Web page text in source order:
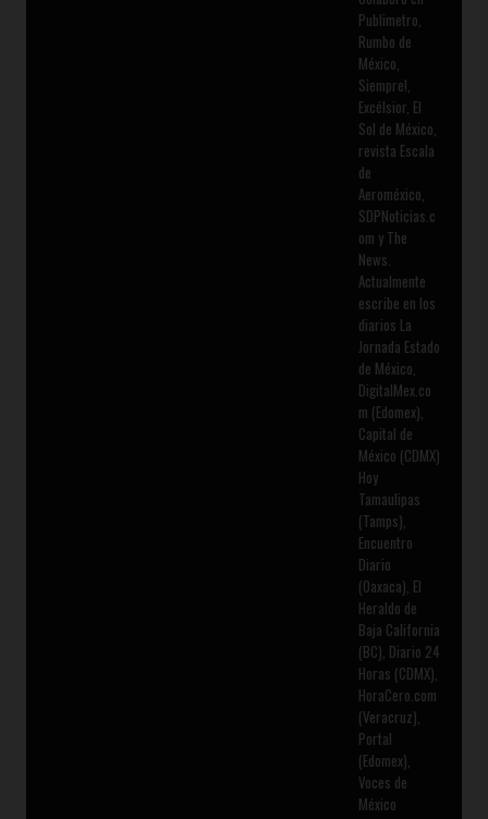
Publimetro,
Rumbo de
México,
Siempre!,
Excélsior, El
Sol de México,
revista Escala
de
Aeroméxico,
SDPNoticias.c
om y The
News.
Actualmente
escribe en los
diarios La
Jornada Estado
de México,
DigitalMex.co
m (Edomex),
Capital de
México (CDMX)
Hoy
Tamaulipas
(Tamps),
Encuentro
Diario
(Oaxaca), El
Heraldo de
Baja California
(BC), Diario 24
Horas (CDMX),
HoraCero.com
(Veracruz),
Portal
(Edomex),
Voces de
México